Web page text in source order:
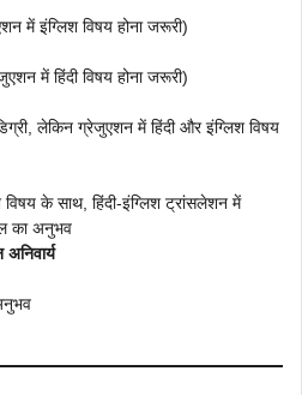
में इंग्लिश विषय होना जरूरी)
में हिंदी विषय होना जरूरी)
लेकिन ग्रेजुएशन में हिंदी और इंग्लिश विषय
के साथ, हिंदी-इंग्लिश ट्रांसलेशन में
का अनुभव